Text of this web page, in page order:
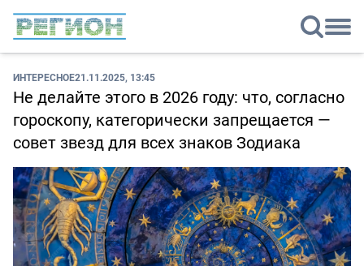
ИНТЕРЕСНОЕ21.11.2025, 13:45
Не делайте этого в 2026 году: что, согласно
гороскопу, категорически запрещается —
совет звезд для всех знаков Зодиака